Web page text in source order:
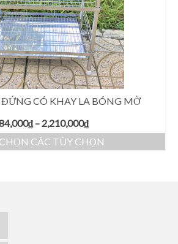
Tắm Khác
304 Có Khay
CÓ KHAY LA BÓNG MỜ
₫ – 2,210,000₫
CÁC TÙY CHỌN